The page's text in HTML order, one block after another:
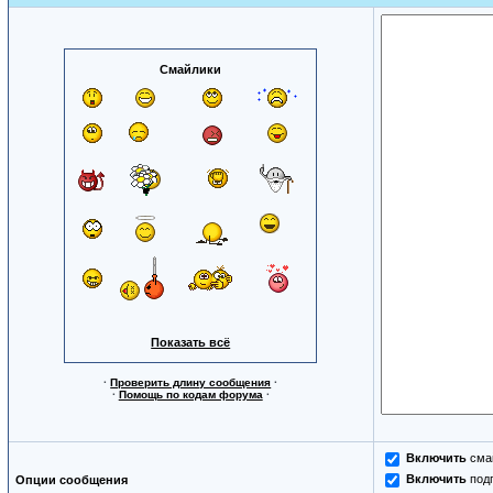
Смайлики
Показать всё
·Проверить длину сообщения ·
· Помощь по кодам форума ·
Опции сообщения
Включить
Включить